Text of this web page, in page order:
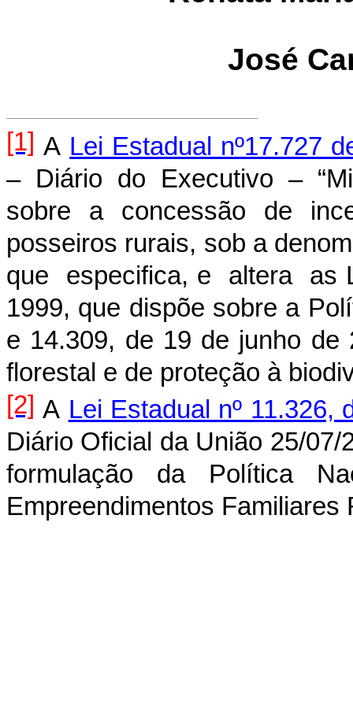
José
[1] A Lei Estadual nº17.727
– Diário do Executivo –
sobre a concessão de
posseiros rurais, sob a
que especifica, e altera as
1999, que dispõe sobre a
e 14.309, de 19 de junho de
florestal e de proteção à
[2] A Lei Estadual nº 11.326,
Diário Oficial da União 25/
formulação da Política
Empreendimentos Familiares